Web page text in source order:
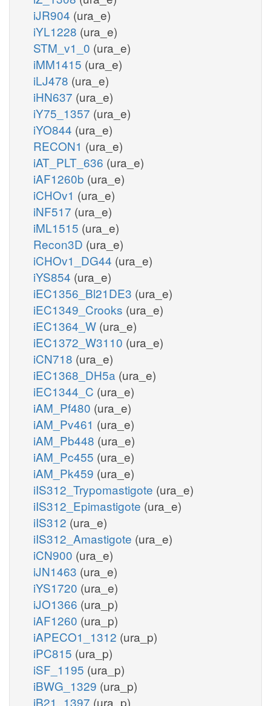
iJR904 (ura_e)
iYL1228 (ura_e)
STM_v1_0 (ura_e)
iMM1415 (ura_e)
iLJ478 (ura_e)
iHN637 (ura_e)
iY75_1357 (ura_e)
iYO844 (ura_e)
RECON1 (ura_e)
iAT_PLT_636 (ura_e)
iAF1260b (ura_e)
iCHOv1 (ura_e)
iNF517 (ura_e)
iML1515 (ura_e)
Recon3D (ura_e)
iCHOv1_DG44 (ura_e)
iYS854 (ura_e)
iEC1356_Bl21DE3 (ura_e)
iEC1349_Crooks (ura_e)
iEC1364_W (ura_e)
iEC1372_W3110 (ura_e)
iCN718 (ura_e)
iEC1368_DH5a (ura_e)
iEC1344_C (ura_e)
iAM_Pf480 (ura_e)
iAM_Pv461 (ura_e)
iAM_Pb448 (ura_e)
iAM_Pc455 (ura_e)
iAM_Pk459 (ura_e)
iIS312_Trypomastigote (ura_e)
iIS312_Epimastigote (ura_e)
iIS312 (ura_e)
iIS312_Amastigote (ura_e)
iCN900 (ura_e)
iJN1463 (ura_e)
iYS1720 (ura_e)
iJO1366 (ura_p)
iAF1260 (ura_p)
iAPECO1_1312 (ura_p)
iPC815 (ura_p)
iSF_1195 (ura_p)
iBWG_1329 (ura_p)
iB21_1397 (ura_p)